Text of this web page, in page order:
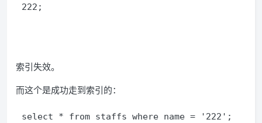
222;
索引失效。
而这个是成功走到索引的：
select * from staffs where name = '222';